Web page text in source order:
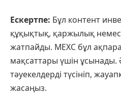
Ескертпе: Бұл контент
құқықтық, қаржылық
жатпайды. MEXC бұл
мақсаттары үшін ұсынады.
тәуекелдерді түсініп,
жасаңыз.